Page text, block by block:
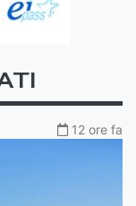
12 ore fa